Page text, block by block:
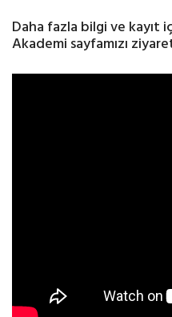
Daha fazla bilgi ve kayıt
Akademi sayfamızı